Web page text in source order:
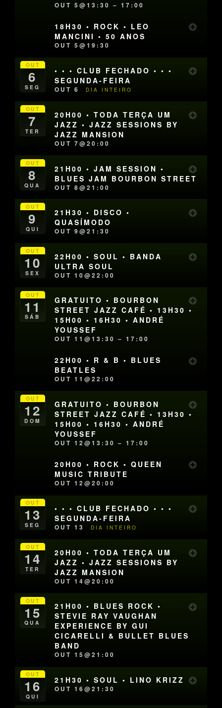
OUT 5@13:30 – 17:00
18H30 • ROCK • LEO
MANCINI • 50 ANOS
OUT 5@19:30
OUT
6
SEG
• • • CLUB FECHADO • • •
SEGUNDA-FEIRA
OUT 6 DIA INTEIRO
OUT
7
TER
20H00 • TODA TERÇA UM
JAZZ • JAZZ SESSIONS BY
JAZZ MANSION
OUT 7@20:00
OUT
8
QUA
21H00 • JAM SESSION •
BLUES JAM BOURBON STREET
OUT 8@21:00
OUT
9
QUI
21H30 • DISCO •
QUASÍMODO
OUT 9@21:30
OUT
10
SEX
22H00 • SOUL • BANDA
ULTRA SOUL
OUT 10@22:00
OUT
11
SÁB
GRATUITO • BOURBON
STREET JAZZ CAFÉ • 13H30 •
15H00 • 16H30 • ANDRÉ
YOUSSEF
OUT 11@13:30 – 17:00
22H00 • R & B • BLUES
BEATLES
OUT 11@22:00
OUT
12
DOM
GRATUITO • BOURBON
STREET JAZZ CAFÉ • 13H30 •
15H00 • 16H30 • ANDRÉ
YOUSSEF
OUT 12@13:30 – 17:00
20H00 • ROCK • QUEEN
MUSIC TRIBUTE
OUT 12@20:00
OUT
13
SEG
• • • CLUB FECHADO • • •
SEGUNDA-FEIRA
OUT 13 DIA INTEIRO
OUT
14
TER
20H00 • TODA TERÇA UM
JAZZ • JAZZ SESSIONS BY
JAZZ MANSION
OUT 14@20:00
OUT
15
QUA
21H00 • BLUES ROCK •
STEVIE RAY VAUGHAN
EXPERIENCE BY GUI
CICARELLI & BULLET BLUES
BAND
OUT 15@21:00
OUT
16
QUI
21H30 • SOUL • LINO KRIZZ
OUT 16@21:30